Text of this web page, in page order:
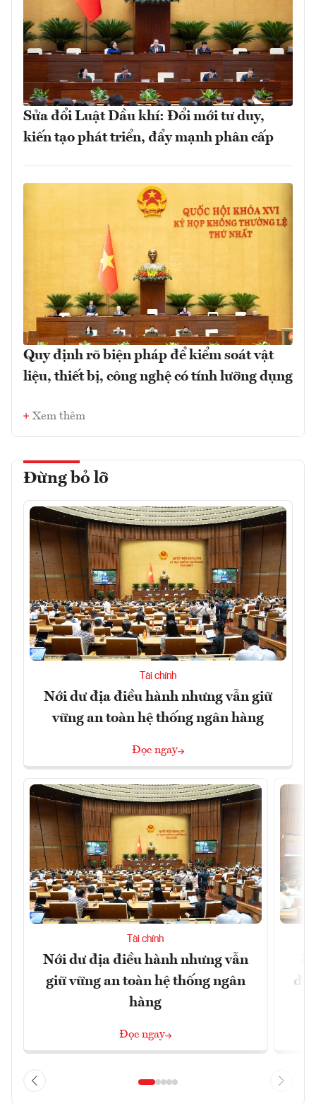
Sửa đổi Luật Dầu khí: Đổi mới tư duy,
kiến tạo phát triển, đẩy mạnh phân cấp
Quy định rõ biện pháp để kiểm soát vật
liệu, thiết bị, công nghệ có tính lưỡng dụng
Xem thêm
Đừng bỏ lỡ
Tài chính
Nới dư địa điều hành nhưng vẫn giữ
vững an toàn hệ thống ngân hàng
Đọc ngay
Tài chính
Nới dư địa điều hành nhưng vẫn
giữ vững an toàn hệ thống ngân
hàng
Đọc ngay